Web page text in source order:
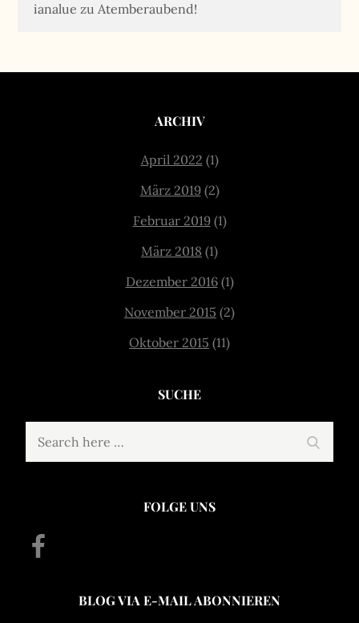
ianalue zuAtemberaubend!
ARCHIV
April 2022 (1)
März 2019(2)
Februar 2019(1)
März 2018 (1)
Dezember 2016(1)
November 2015 (2)
Oktober 2015 (11)
SUCHE
FOLGE UNS
Facebook
BLOG VIA E-MAIL ABONNIEREN